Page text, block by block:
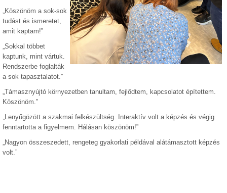
„Köszönöm a sok-sok
tudást és ismeretet,
amit kaptam!”
„Sokkal többet
kaptunk, mint vártuk.
Rendszerbe foglalták
a sok tapasztalatot.”
„Támasznyújtó környezetben tanultam, fejlődtem, kapcsolatot építettem.
Köszönöm.”
„Lenyűgözött a szakmai felkészültség. Interaktív volt a képzés és végig
fenntartotta a figyelmem. Hálásan köszönöm!”
„Nagyon összeszedett, rengeteg gyakorlati példával alátámasztott képzés
volt.”